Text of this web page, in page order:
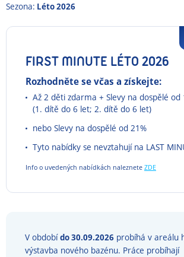
Sezona: Léto 2026
FIRST MINUTE LÉTO 2026
Rozhodněte se včas a získejte:
Až 2 děti zdarma + Slevy na dospělé od
(1. dítě do 6 let; 2. dítě do 6 let)
nebo Slevy na dospělé od 21%
Tyto nabídky se nevztahují na LAST
Info o uvedených nabídkách naleznete ZDE
V obdobído 30.09.2026 probíhá v areálu
výstavba nového bazénu. Práce probíhají